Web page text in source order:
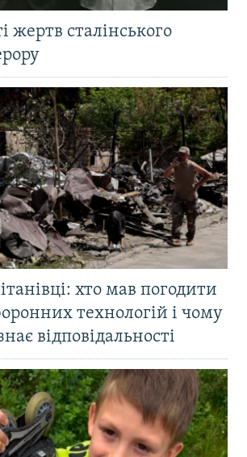
жертв сталінського
хто мав погодити
технологій і чому
відповідальності